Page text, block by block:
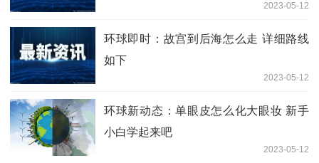
2023-05-12
环球即时：故宫到后海怎么走 详细路线
如下
2023-05-12
环球新动态：单眼皮怎么化大眼妆 新手
小白学起来吧
2023-05-12